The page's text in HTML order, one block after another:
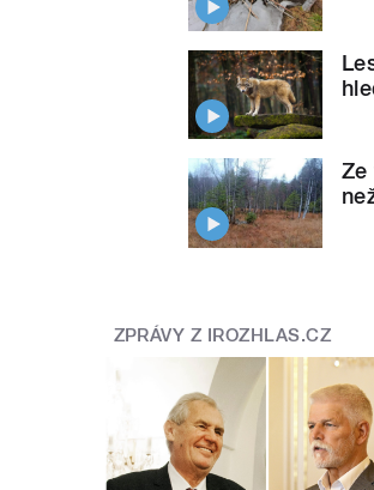
Ze
ZPRÁVY Z IROZHLAS.CZ